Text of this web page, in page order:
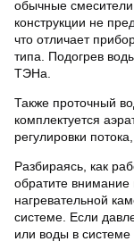
обычные
конструкции не
что отличает
типа. Подогрев
ТЭНа.
Также проточный
комплектуется
регулировки
Разбираясь, как
обратите внимание
нагревательной
системе. Если
или воды в системе